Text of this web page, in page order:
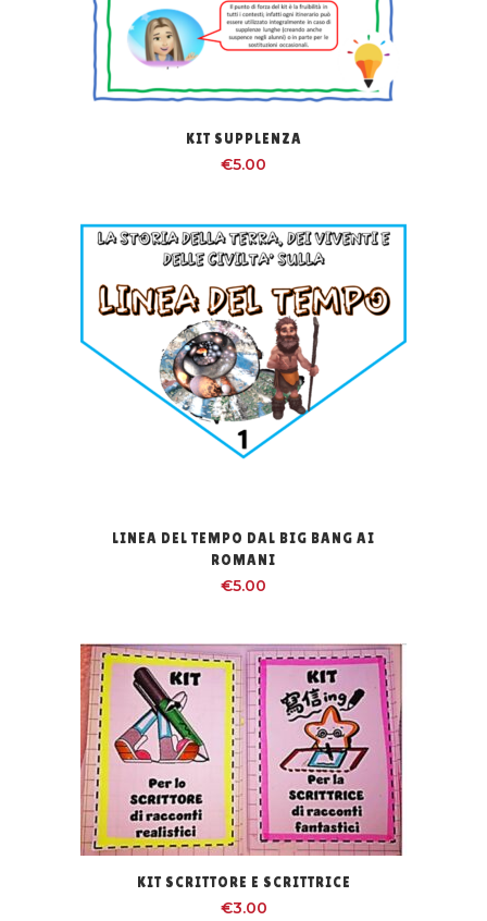
KIT SUPPLENZA
€5.00
LINEA DEL TEMPO DAL BIG BANG AI
ROMANI
€5.00
KIT SCRITTORE E SCRITTRICE
€3.00